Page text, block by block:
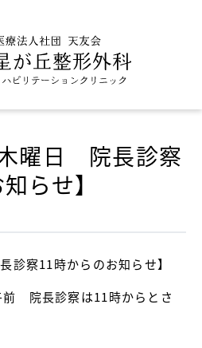
曜日 院長診察
らせ】
察11時からのお知らせ】
前 院長診察は11時からとさ